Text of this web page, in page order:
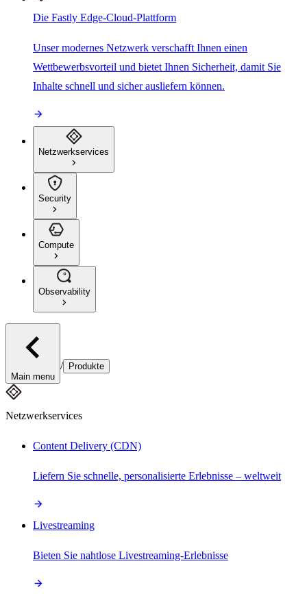
Die Fastly Edge-Cloud-Plattform
Unser modernes Netzwerk verschafft Ihnen einen
Wettbewerbsvorteil und bietet Ihnen Sicherheit, damit Sie
Inhalte schnell und sicher ausliefern können.
Netzwerkservices
Security
Compute
Observability
Main menu
/ Produkte
Netzwerkservices
Content Delivery (CDN)
Liefern Sie schnelle, personalisierte Erlebnisse – weltweit
Livestreaming
Bieten Sie nahtlose Livestreaming-Erlebnisse